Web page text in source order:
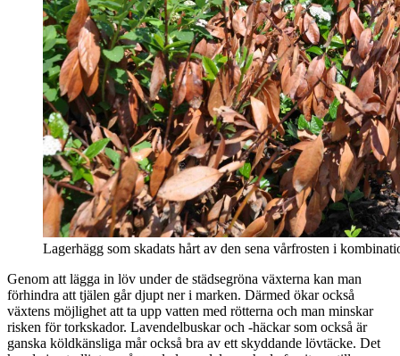
Lagerhägg som skadats hårt av den sena vårfrosten i
Genom att lägga in löv under de städsegröna växterna kan man
förhindra att tjälen går djupt ner i marken. Därmed ökar också
växtens möjlighet att ta upp vatten med rötterna och man minskar
risken för torkskador. Lavendelbuskar och -häckar som också är
ganska köldkänsliga mår också bra av ett skyddande lövtäcke. Det